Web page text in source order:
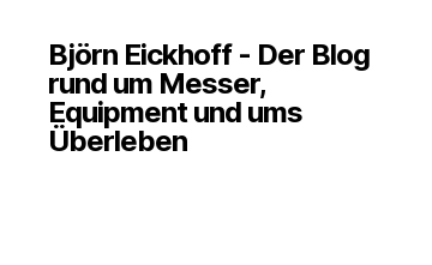
Björn Eickhoff - Der Blog
rund um Messer,
Equipment und ums
Überleben